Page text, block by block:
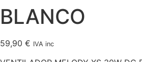
BLANCO
59,90 € IVA inc